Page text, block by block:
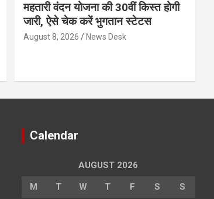
महतारी वंदन योजना की 30वीं किस्त होगी
जारी, ऐसे चेक करें भुगतान स्टेटस
August 8, 2026 News Desk
Calendar
AUGUST 2026
M T W T F S S